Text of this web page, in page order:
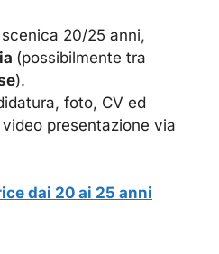
20/25 anni,
(possibilmente tra
).
foto, CV ed
presentazione via
dai 20 ai 25 anni